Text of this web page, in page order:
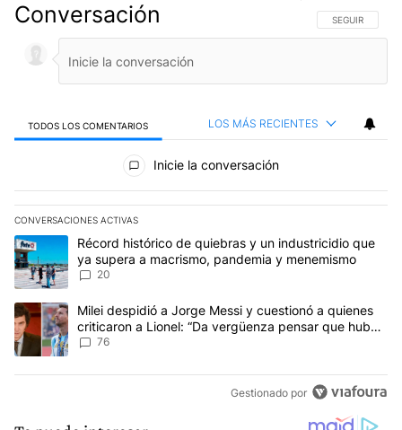
Conversación SIGA ESTA
SEGUIR
TODOS LOS COMENTARIOS LOS MÁS RECIENTES
Todos los comentarios
Inicie la conversación
CONVERSACIONES ACTIVAS
Este listado muestra los artículos con más comentarios en los
Un artículo de tendencia con el título "Récord histórico de
Récord histórico de quiebras y un industricidio que
ya supera a macrismo, pandemia y menemismo
20
Un artículo de tendencia con el título "Milei despidió a Jorge
Milei despidió a Jorge Messi y cuestionó a quienes
criticaron a Lionel: “Da vergüenza pensar que hubo
anti-Messi”
76
Gestionado por